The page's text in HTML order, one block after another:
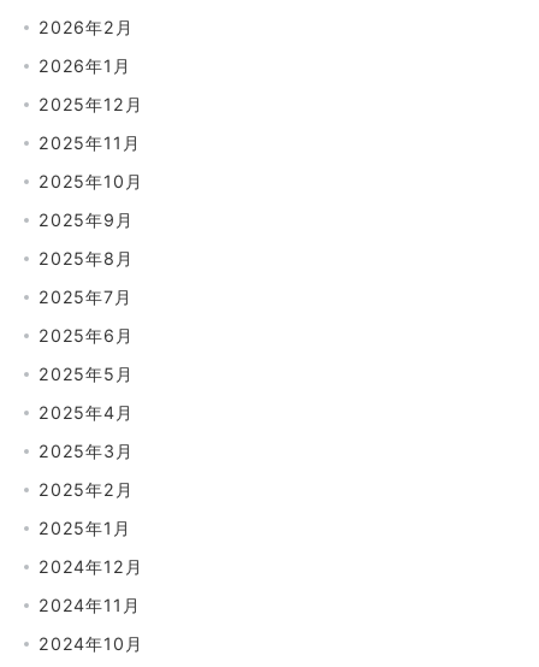
2026年2月
2026年1月
2025年12月
2025年11月
2025年10月
2025年9月
2025年8月
2025年7月
2025年6月
2025年5月
2025年4月
2025年3月
2025年2月
2025年1月
2024年12月
2024年11月
2024年10月